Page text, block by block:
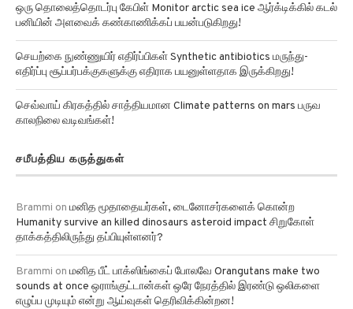
ஒரு தொலைத்தொடர்பு கேபிள் Monitor arctic sea ice ஆர்க்டிக்கில் கடல்
பனியின் அளவைக் கண்காணிக்கப் பயன்படுகிறது!
செயற்கை நுண்ணுயிர் எதிர்ப்பிகள் Synthetic antibiotics மருந்து-
எதிர்ப்பு சூப்பர்பக்குகளுக்கு எதிராக பயனுள்ளதாக இருக்கிறது!
செவ்வாய் கிரகத்தில் சாத்தியமான Climate patterns on mars பருவ
காலநிலை வடிவங்கள்!
சமீபத்திய கருத்துகள்
Brammi on மனித மூதாதையர்கள், டைனோசர்களைக் கொன்ற
Humanity survive an killed dinosaurs asteroid impact சிறுகோள்
தாக்கத்திலிருந்து தப்பியுள்ளனர்?
Brammi on மனித பீட் பாக்ஸிங்கைப் போலவே Orangutans make two
sounds at once ஒராங்குட்டான்கள் ஒரே நேரத்தில் இரண்டு ஒலிகளை
எழுப்ப முடியும் என்று ஆய்வுகள் தெரிவிக்கின்றன!